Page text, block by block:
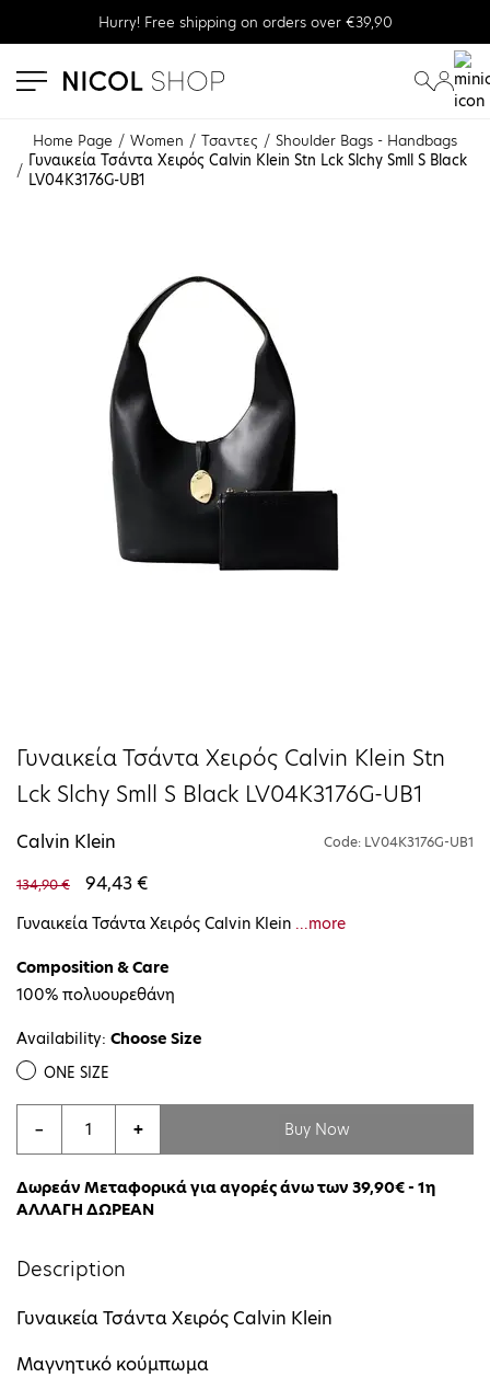
Hurry! Free shipping on orders over €39,90
Home Page Women Τσαντες
Shoulder Bags - Handbags
Γυναικεία Τσάντα Χειρός Calvin Klein Stn Lck Slchy Smll S Black
LV04K3176G-UB1
Γυναικεία Τσάντα Χειρός Calvin Klein Stn
Lck Slchy Smll S Black LV04K3176G-UB1
Calvin Klein Code: LV04K3176G-UB1
134,90 € 94,43 €
Γυναικεία Τσάντα Χειρός Calvin Klein ...more
Composition & Care
100% πολυουρεθάνη
Availability: Choose Size
ONE SIZE
− + Buy Now
Δωρεάν Μεταφορικά για αγορές άνω των 39,90€ - 1η
ΑΛΛΑΓΗ ΔΩΡΕΑΝ
Description
Γυναικεία Τσάντα Χειρός Calvin Klein
Μαγνητικό κούμπωμα